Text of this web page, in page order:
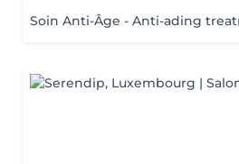
Soin Anti-Âge - Anti-ading